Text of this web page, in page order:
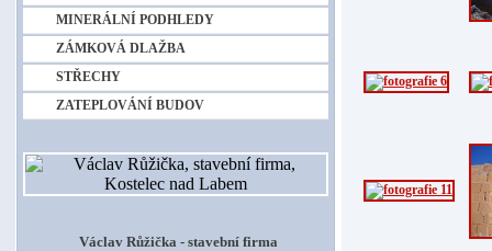
MINERÁLNÍ PODHLEDY
ZÁMKOVÁ DLAŽBA
STŘECHY
ZATEPLOVÁNÍ BUDOV
Václav Růžička - stavební firma